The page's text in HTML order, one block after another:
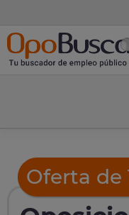
Oferta de